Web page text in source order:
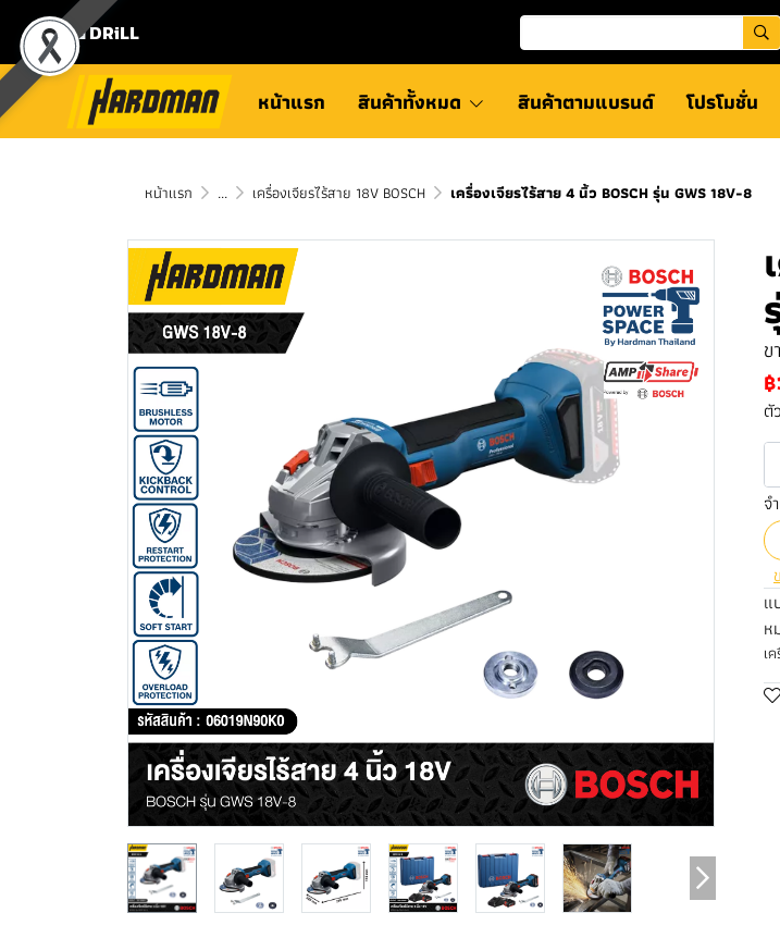
⛾ DRiLL
หน้าแรก สินค้าทั้งหมด สินค้าตามแบรนด์ โปรโมชั่น
หน้าแรก ... เครื่องเจียรไร้สาย 18V BOSCH เครื่องเจียรไร้สาย 4 นิ้ว BOSCH รุ่น GWS 18V-8
ตั
จ
แ
ห
เ